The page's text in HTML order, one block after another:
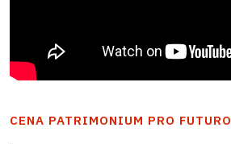
CENA PATRIMONIUM PRO FUTURO